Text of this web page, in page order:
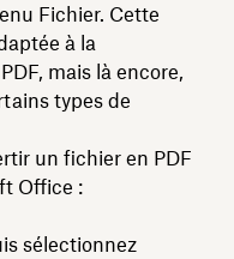
Fichier. Cette
à la
mais là encore,
types de
un fichier en PDF
Office :
sélectionnez